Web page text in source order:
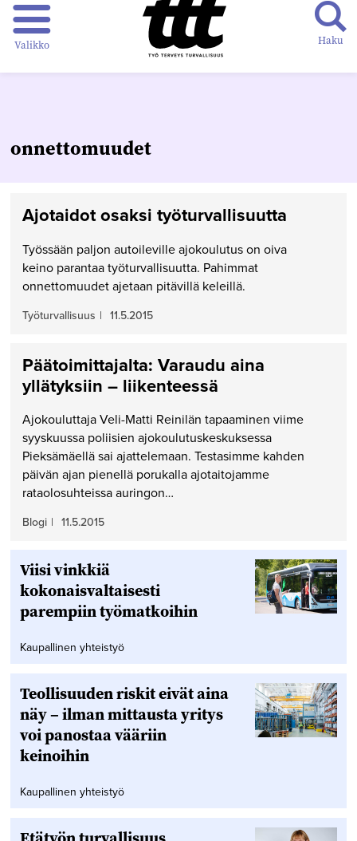
Valikko Haku
onnettomuudet
Ajotaidot osaksi työturvallisuutta
Työssään paljon autoileville ajokoulutus on oiva
keino parantaa työturvallisuutta. Pahimmat
onnettomuudet ajetaan pitävillä keleillä.
Työturvallisuus | 11.5.2015
Päätoimittajalta: Varaudu aina
yllätyksiin – liikenteessä
Ajokouluttaja Veli-Matti Reinilän tapaaminen viime
syyskuussa poliisien ajokoulutuskeskuksessa
Pieksämäellä sai ajattelemaan. Testasimme kahden
päivän ajan pienellä porukalla ajotaitojamme
rataolosuhteissa auringon…
Blogi | 11.5.2015
Viisi vinkkiä
kokonaisvaltaisesti
parempiin työmatkoihin
Kaupallinen yhteistyö
Teollisuuden riskit eivät aina
näy – ilman mittausta yritys
voi panostaa vääriin
keinoihin
Kaupallinen yhteistyö